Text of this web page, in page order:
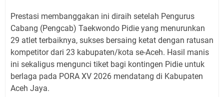
​Prestasi membanggakan ini diraih setelah Pengurus
Cabang (Pengcab) Taekwondo Pidie yang menurunkan
29 atlet terbaiknya, sukses bersaing ketat dengan ratusan
kompetitor dari 23 kabupaten/kota se-Aceh. Hasil manis
ini sekaligus mengunci tiket bagi kontingen Pidie untuk
berlaga pada PORA XV 2026 mendatang di Kabupaten
Aceh Jaya.